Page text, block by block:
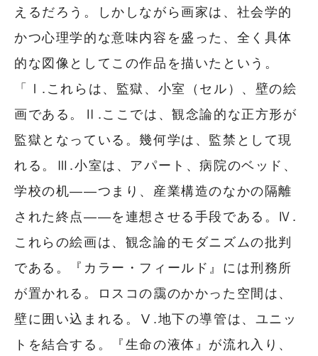
えるだろう。しかしながら画家は、社会学的
かつ心理学的な意味内容を盛った、全く具体
的な図像としてこの作品を描いたという。
「Ⅰ.これらは、監獄、小室（セル）、壁の絵
画である。Ⅱ.ここでは、観念論的な正方形が
監獄となっている。幾何学は、監禁として現
れる。Ⅲ.小室は、アパート、病院のベッド、
学校の机――つまり、産業構造のなかの隔離
された終点――を連想させる手段である。Ⅳ.
これらの絵画は、観念論的モダニズムの批判
である。『カラー・フィールド』には刑務所
が置かれる。ロスコの靄のかかった空間は、
壁に囲い込まれる。Ⅴ.地下の導管は、ユニッ
トを結合する。『生命の液体』が流れ入り、